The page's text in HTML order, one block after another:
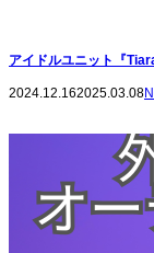
アイドルユニット『
2024.12.162025.03.08